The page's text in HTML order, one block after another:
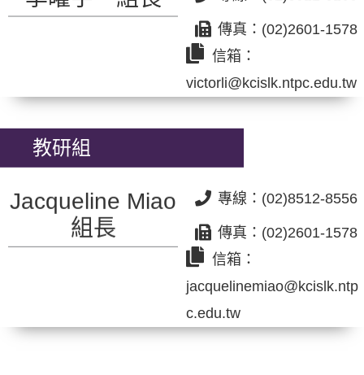
傳真：(02)2601-1578
信箱：
victorli@kcislk.ntpc.edu.tw
教研組
Jacqueline Miao
組長
專線：(02)8512-8556
傳真：(02)2601-1578
信箱：
jacquelinemiao@kcislk.ntp
c.edu.tw